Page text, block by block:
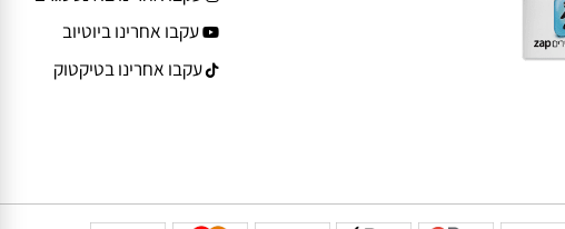
303
עקבו אחרינו בפייסבוק
עקבו אחרינו באינסטגרם